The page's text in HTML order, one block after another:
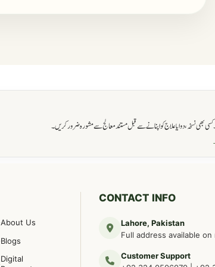
نسخہ، دوا یا علاج کو اپنانے سے قبل مستند معالج سے مشورہ ضرور کریں۔
About Us
Blogs
Digital
CONTACT INFO
Lahore, Pakistan
Full address available
Customer Support